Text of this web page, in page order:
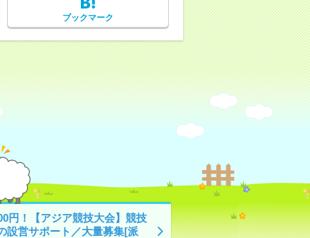
ブックマーク
円！【アジア競技大会】競技
設営サポート／大量募集[派